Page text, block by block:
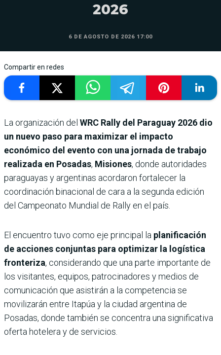
2026
6 DE AGOSTO DE 2026 17:00
Compartir en redes
La organización del WRC Rally del Paraguay 2026 dio
un nuevo paso para maximizar el impacto
económico del evento con una jornada de trabajo
realizada en Posadas, Misiones, donde autoridades
paraguayas y argentinas acordaron fortalecer la
coordinación binacional de cara a la segunda edición
del Campeonato Mundial de Rally en el país.
El encuentro tuvo como eje principal la planificación
de acciones conjuntas para optimizar la logística
fronteriza, considerando que una parte importante de
los visitantes, equipos, patrocinadores y medios de
comunicación que asistirán a la competencia se
movilizarán entre Itapúa y la ciudad argentina de
Posadas, donde también se concentra una significativa
oferta hotelera y de servicios.